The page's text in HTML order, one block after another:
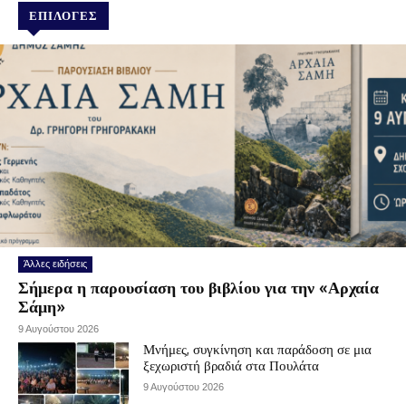
ΕΠΙΛΟΓΕΣ
Άλλες ειδήσεις
Σήμερα η παρουσίαση του βιβλίου για την «Αρχαία
Σάμη»
9 Αυγούστου 2026
Μνήμες, συγκίνηση και παράδοση σε μια
ξεχωριστή βραδιά στα Πουλάτα
9 Αυγούστου 2026